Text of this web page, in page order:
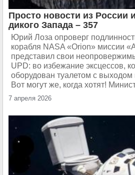
Просто новости из России
дикого Запада – 357
Юрий Лоза опроверг
корабля NASA «Orion» миссии
представил свои
UPD: во избежание эксцессов,
оборудован туалетом с выходом
Вот могут же, когда хотят!
7 апреля 2026